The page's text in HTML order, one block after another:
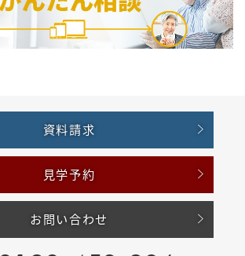
資料請求
見学予約
お問い合わせ